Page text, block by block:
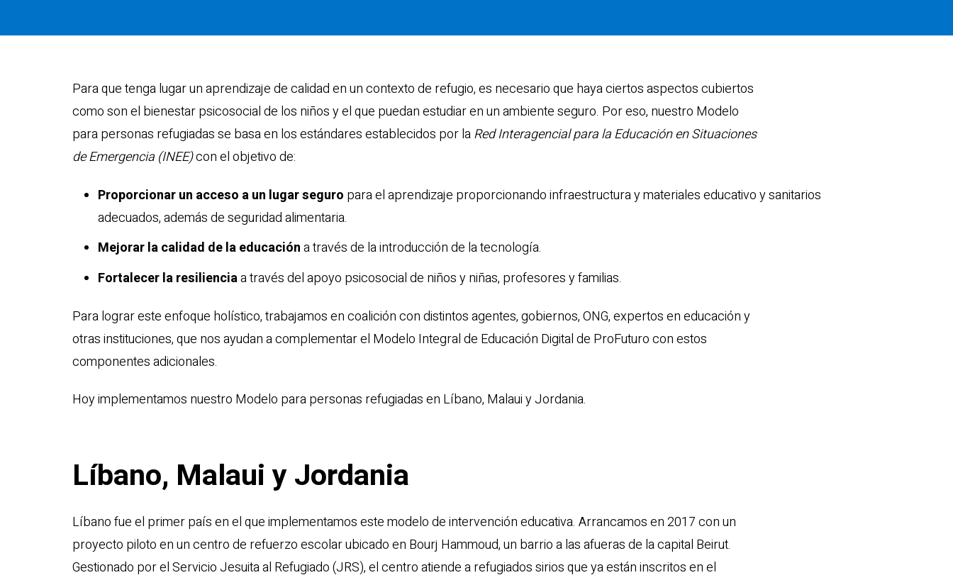
Para que tenga lugar un aprendizaje de calidad en un contexto de refugio, es necesario que haya ciertos aspectos cubiertos
como son el bienestar psicosocial de los niños y el que puedan estudiar en un ambiente seguro. Por eso, nuestro Modelo
para personas refugiadas se basa en los estándares establecidos por laRed Interagencial para la Educación en Situaciones
de Emergencia (INEE)con el objetivo de:
Proporcionar un acceso a un lugar seguro para el aprendizaje proporcionando infraestructura y materiales educativo y sanitarios
adecuados, además de seguridad alimentaria.
Mejorar la calidad de la educacióna través de la introducción de la tecnología.
Fortalecer la resilienciaa través del apoyo psicosocial de niños y niñas, profesores y familias.
Para lograr este enfoque holístico, trabajamos en coalición con distintos agentes, gobiernos, ONG, expertos en educación y
otras instituciones, que nos ayudan a complementar el Modelo Integral de Educación Digital de ProFuturo con estos
componentes adicionales.
Hoy implementamos nuestro Modelo para personas refugiadas en Líbano, Malaui y Jordania.
Líbano, Malaui y Jordania
Líbano fue el primer país en el que implementamos este modelo de intervención educativa. Arrancamos en 2017 con un
proyecto piloto en un centro de refuerzo escolar ubicado en Bourj Hammoud, un barrio a las afueras de la capital Beirut.
Gestionado por el Servicio Jesuita al Refugiado (JRS), el centro atiende a refugiados sirios que ya están inscritos en el